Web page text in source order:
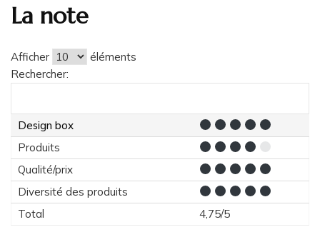
La note
Afficher
éléments
Rechercher:
Design box
Produits
Qualité/prix
Diversité des produits
Total
4,75/5